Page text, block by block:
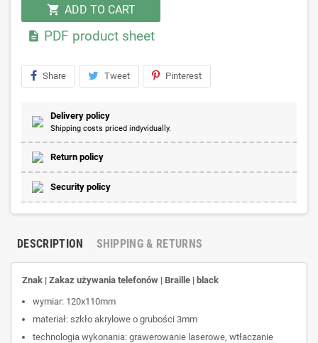
shopping_cart ADD TO CART
 PDF product sheet
Share Tweet Pinterest
Delivery policy
Shipping costs priced indyvidually.
Return policy
Security policy
DESCRIPTION SHIPPING & RETURNS
Znak | Zakaz używania telefonów | Braille | black
wymiar: 120x110mm
materiał: szkło akrylowe o grubości 3mm
technologia wykonania: grawerowanie laserowe, wtłaczanie